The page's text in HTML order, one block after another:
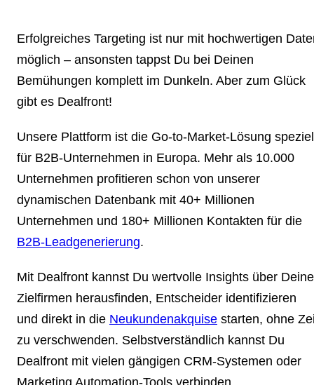
Erfolgreiches Targeting ist nur mit hochwertigen
möglich – ansonsten tappst Du bei Deinen
Bemühungen komplett im Dunkeln. Aber zum Glück
gibt es Dealfront!
Unsere Plattform ist die Go-to-Market-Lösung
für B2B-Unternehmen in Europa. Mehr als 10.000
Unternehmen profitieren schon von unserer
dynamischen Datenbank mit 40+ Millionen
Unternehmen und 180+ Millionen Kontakten für die
B2B-Leadgenerierung.
Mit Dealfront kannst Du wertvolle Insights über Deine
Zielfirmen herausfinden, Entscheider identifizieren
und direkt in die Neukundenakquise starten, ohne
zu verschwenden. Selbstverständlich kannst Du
Dealfront mit vielen gängigen CRM-Systemen oder
Marketing Automation-Tools verbinden.